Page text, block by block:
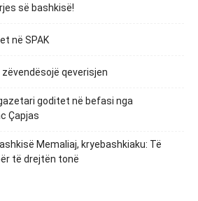
së bashkisë!
në SPAK
qeverisjen
goditet në befasi nga
Çapjas
Memaliaj, kryebashkiaku: Të
të drejtën tonë